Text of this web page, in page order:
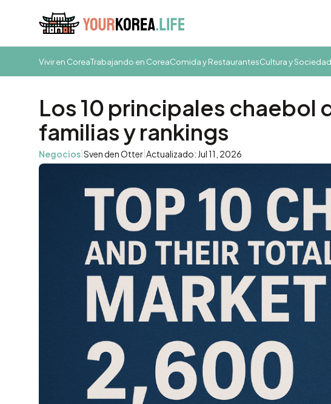
Vivir en CoreaTrabajando en CoreaComida y RestaurantesCultura y Sociedad
Los 10 principales chaebol
familias y rankings
Negocios|Sven den Otter|Actualizado: Jul 11, 2026